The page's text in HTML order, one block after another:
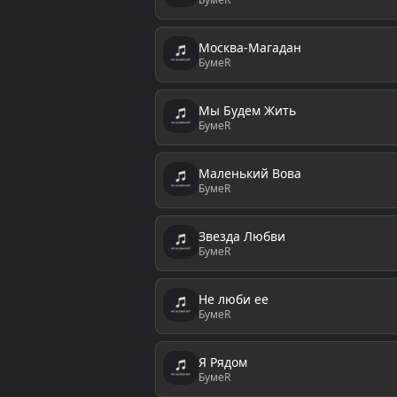
Москва-Магадан
БумеR
Мы Будем Жить
БумеR
Маленький Вова
БумеR
Звезда Любви
БумеR
Не люби ее
БумеR
Я Рядом
БумеR